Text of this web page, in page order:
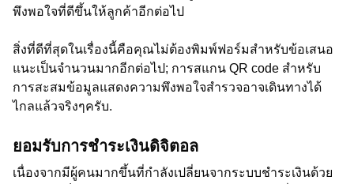
พึงพอใจที่ดีขึ้นให้ลูกค้าอีกต่อไป
สิ่งที่ดีที่สุดในเรื่องนี้คือคุณไม่ต้องพิมพ์ฟอร์มสำหรับข้อเสนอ
แนะเป็นจำนวนมากอีกต่อไป; การสแกน QR code สำหรับ
การสะสมข้อมูลแสดงความพึงพอใจสำรวจอาจเดินทางได้
ไกลแล้วจริงๆครับ.
ยอมรับการชำระเงินดิจิตอล
เนื่องจากมีผู้คนมากขึ้นที่กำลังเปลี่ยนจากระบบชำระเงินด้วย